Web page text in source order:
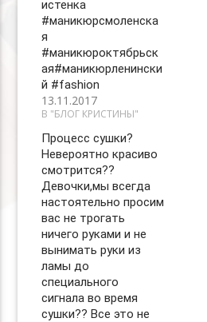
истенка
#маникюрсмоленска
я
#маникюроктябрьск
ая#маникюрленински
й #fashion
13.11.2017
В "БЛОГ КРИСТИНЫ"
Процесс сушки?
Невероятно красиво
смотрится??
Девочки,мы всегда
настоятельно просим
вас не трогать
ничего руками и не
вынимать руки из
ламы до
специального
сигнала во время
сушки?? Все это не